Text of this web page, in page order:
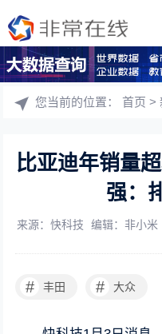
您当前的位置：首页 >
比亚迪年销量
强：
来源：快科技 编辑：非小米
# 丰田 # 大众